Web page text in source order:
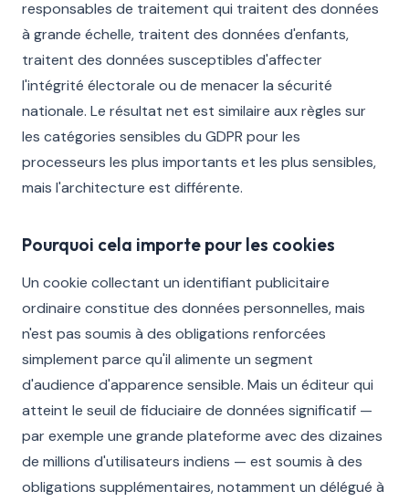
responsables de traitement qui traitent des données
à grande échelle, traitent des données d'enfants,
traitent des données susceptibles d'affecter
l'intégrité électorale ou de menacer la sécurité
nationale. Le résultat net est similaire aux règles sur
les catégories sensibles du GDPR pour les
processeurs les plus importants et les plus sensibles,
mais l'architecture est différente.
Pourquoi cela importe pour les cookies
Un cookie collectant un identifiant publicitaire
ordinaire constitue des données personnelles, mais
n'est pas soumis à des obligations renforcées
simplement parce qu'il alimente un segment
d'audience d'apparence sensible. Mais un éditeur qui
atteint le seuil de fiduciaire de données significatif —
par exemple une grande plateforme avec des dizaines
de millions d'utilisateurs indiens — est soumis à des
obligations supplémentaires, notamment un délégué à